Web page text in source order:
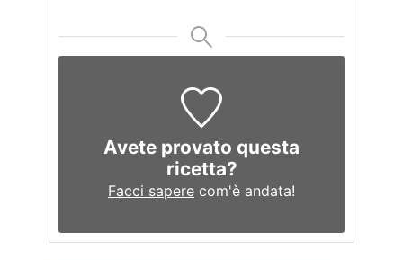
Avete provato questa
ricetta?
Facci sapere com'è andata!